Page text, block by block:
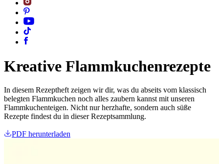
Kreative Flammkuchenrezepte
In diesem Rezeptheft zeigen wir dir, was du abseits vom klassisch
belegten Flammkuchen noch alles zaubern kannst mit unseren
Flammkuchenteigen. Nicht nur herzhafte, sondern auch süße
Rezepte findest du in dieser Rezeptsammlung.
PDF herunterladen